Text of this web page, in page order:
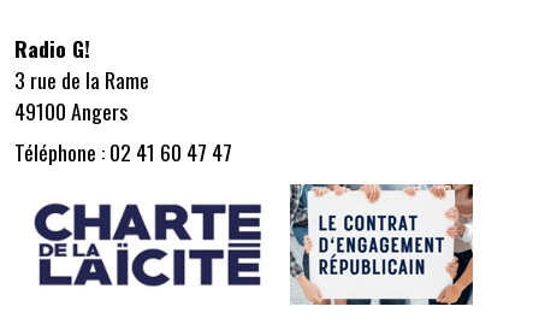
Radio G!
3 rue de la Rame
49100 Angers
Téléphone : 02 41 60 47 47